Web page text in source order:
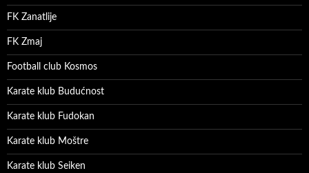
FK Zanatlije
FK Zmaj
Football club Kosmos
Karate klub Budućnost
Karate klub Fudokan
Karate klub Moštre
Karate klub Seiken